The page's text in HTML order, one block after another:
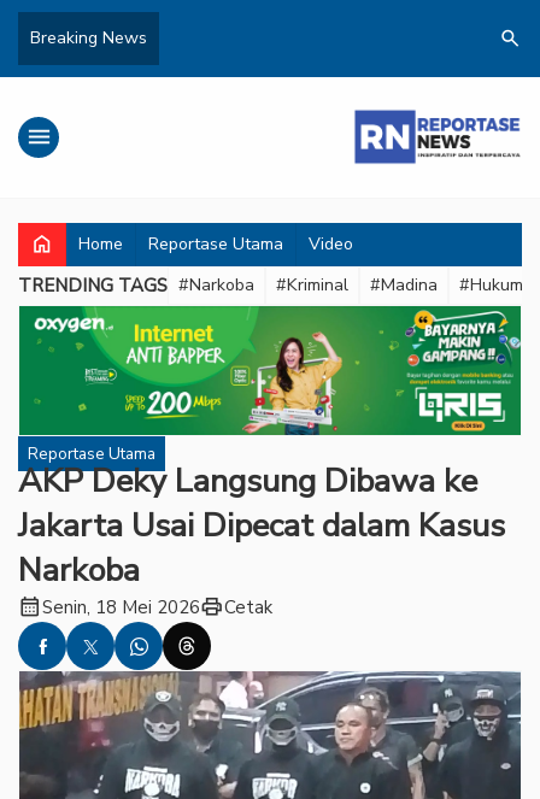
Breaking News search
menu
home Home Reportase Utama Video
TRENDING TAGS #Narkoba #Kriminal #Madina #Hukum
Reportase Utama
AKP Deky Langsung Dibawa ke
Jakarta Usai Dipecat dalam Kasus
Narkoba
calendar_monthSenin, 18 Mei 2026printCetak